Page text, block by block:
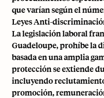
que varían según el
Leyes Anti-
La legislación laboral
Guadeloupe, prohíbe la
basada en una amplia
protección se extiende
incluyendo
promoción,